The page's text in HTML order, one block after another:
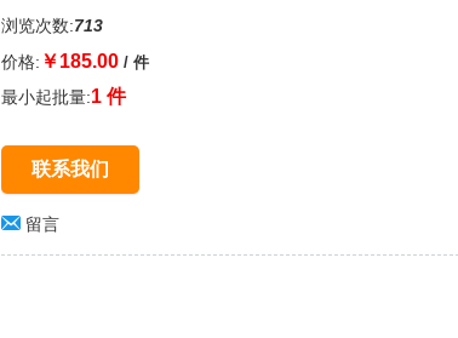
浏览次数:713
价格: ￥185.00 / 件
最小起批量:1 件
联系我们
留言